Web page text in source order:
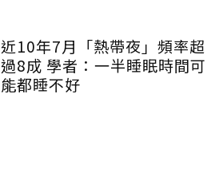
近10年7月「熱帶夜」頻率超
過8成 學者：一半睡眠時間可
能都睡不好